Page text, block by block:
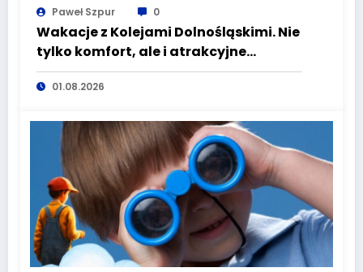
Paweł Szpur 0
Wakacje z Kolejami Dolnośląskimi. Nie
tylko komfort, ale i atrakcyjne
kierunki
01.08.2026